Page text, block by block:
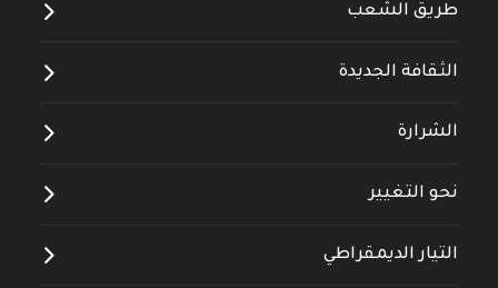
طريق الشعب
الثقافة الجديدة
الشرارة
نحو التغيير
التيار الديمقراطي